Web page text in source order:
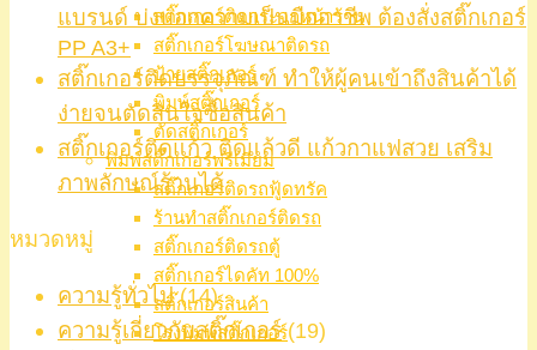
สติ๊กเกอร์ติดกระจกหน้าร้าน
สติ๊กเกอร์โฆษณาติดรถ
ป้ายสติ๊กเกอร์
พิมพ์สติ๊กเกอร์
ตัดสติ๊กเกอร์
พิมพ์สติ๊กเกอร์พรีเมียม
สติ๊กเกอร์ติดรถฟู้ดทรัค
ร้านทำสติ๊กเกอร์ติดรถ
สติ๊กเกอร์ติดรถตู้
สติ๊กเกอร์ไดคัท 100%
สติ๊กเกอร์สินค้า
โรงพิมพ์สติ๊กเกอร์
แบรนด์ บ่งบอกความเป็นมืออาชีพ ต้องสั่งสติ๊กเกอร์
PP A3+
สติ๊กเกอร์ติดบรรจุภัณฑ์ ทำให้ผู้คนเข้าถึงสินค้าได้
ง่ายจนตัดสินใจซื้อสินค้า
สติ๊กเกอร์ติดแก้ว ติดแล้วดี แก้วกาแฟสวย เสริม
ภาพลักษณ์ร้านได้
หมวดหมู่
ความรู้ทั่วไป(14)
ความรู้เกี่ยวกับสติ๊กเกอร์(19)